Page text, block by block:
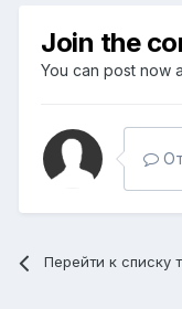
Join the
You can post now
Перейти к списку